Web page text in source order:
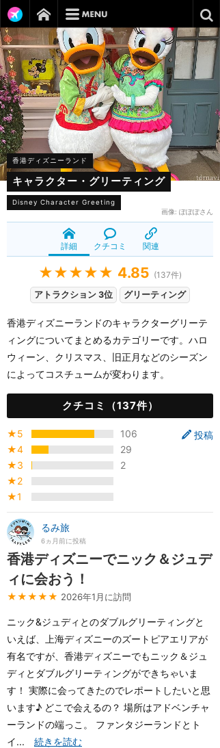
香港ディズニーランド
キャラクター・グリーティング
Disney Character Greeting
画像: ぽぽぽさん
詳細 クチコミ 関連
★★★★★ 4.85 (137件)
アトラクション 3位
グリーティング
香港ディズニーランドのキャラクターグリーテ
ィングについてまとめるカテゴリーです。ハロ
ウィーン、クリスマス、旧正月などのシーズン
によってコスチュームが変わります。
クチコミ（137件）
投稿
★5
106
★4
29
★3
2
★2
★1
るみ旅
6ヵ月前に投稿
香港ディズニーでニック＆ジュデ
ィに会おう！
★★★★★ 2026年1月に訪問
ニック&ジュディとのダブルグリーティングと
いえば、上海ディズニーのズートピアエリアが
有名ですが、香港ディズニーでもニック＆ジュ
ディとダブルグリーティングができちゃいま
す！ 実際に会ってきたのでレポートしたいと思
います♪ どこで会えるの？ 場所はアドベンチャ
ーランドの端っこ。 ファンタジーランドとト
イ... 続きを読む